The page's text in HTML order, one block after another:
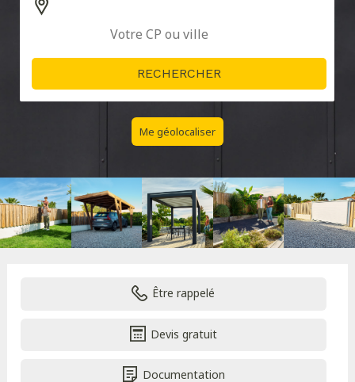
Me géolocaliser
Être rappelé
Devis gratuit
Documentation